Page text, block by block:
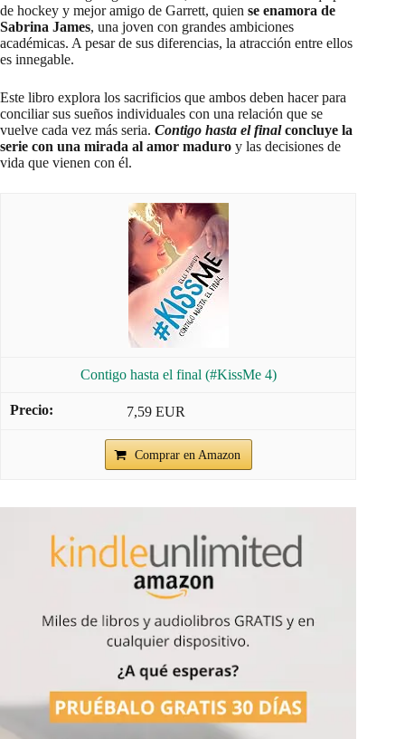
de hockey y mejor amigo de Garrett, quien se enamora de
Sabrina James, una joven con grandes ambiciones
académicas. A pesar de sus diferencias, la atracción entre ellos
es innegable.
Este libro explora los sacrificios que ambos deben hacer para
conciliar sus sueños individuales con una relación que se
vuelve cada vez más seria. Contigo hasta el finalconcluye la
serie con una mirada al amor maduro y las decisiones de
vida que vienen con él.
Contigo hasta el final (#KissMe 4)
7,59 EUR
Comprar en Amazon